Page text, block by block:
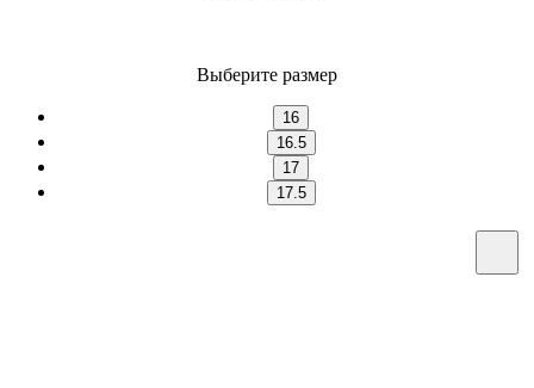
Выберите размер
16
16.5
17
17.5